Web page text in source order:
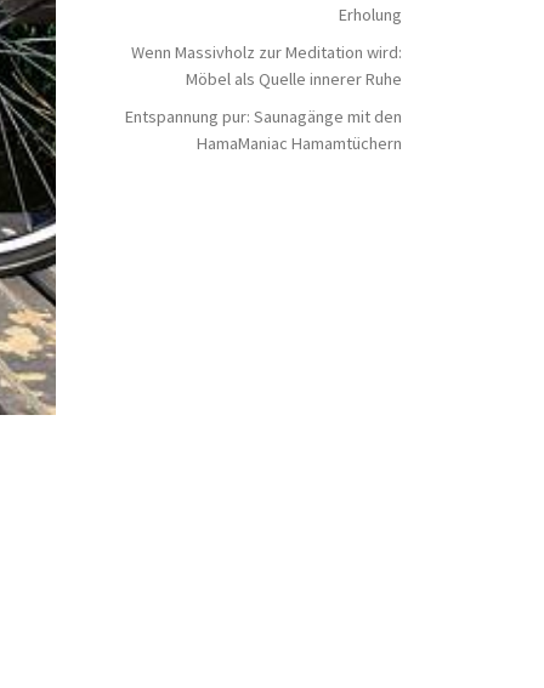
Erholung
Wenn Massivholz zur Meditation wird:
Möbel als Quelle innerer Ruhe
Entspannung pur: Saunagänge mit den
HamaManiac Hamamtüchern